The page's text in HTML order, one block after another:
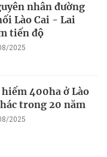
nhân đường
Lào Cai - Lai
tiến độ
2025
hiếm 400ha ở Lào
trong 20 năm
2025